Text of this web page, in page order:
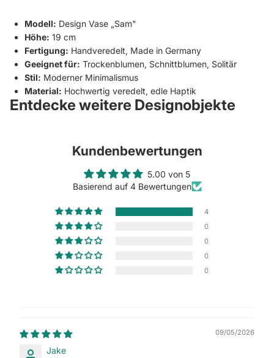
Modell: Design Vase „Sam"
Höhe: 19 cm
Fertigung: Handveredelt, Made in Germany
Geeignet für: Trockenblumen, Schnittblumen, Solitär
Stil: Moderner Minimalismus
Material: Hochwertig veredelt, edle Haptik
Entdecke weitere Designobjekte
Kundenbewertungen
5.00 von 5
Basierend auf 4 Bewertungen
4
0
0
0
0
09/05/2026
Jake